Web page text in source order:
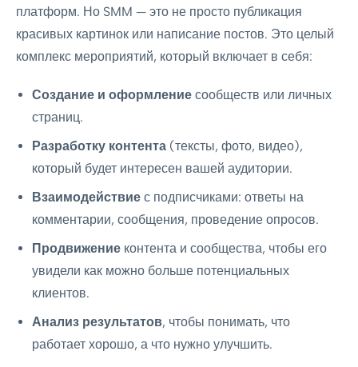
платформ. Но SMM — это не просто публикация
красивых картинок или написание постов. Это целый
комплекс мероприятий, который включает в себя:
Создание и оформление сообществ или личных
страниц.
Разработку контента (тексты, фото, видео),
который будет интересен вашей аудитории.
Взаимодействие с подписчиками: ответы на
комментарии, сообщения, проведение опросов.
Продвижение контента и сообщества, чтобы его
увидели как можно больше потенциальных
клиентов.
Анализ результатов, чтобы понимать, что
работает хорошо, а что нужно улучшить.